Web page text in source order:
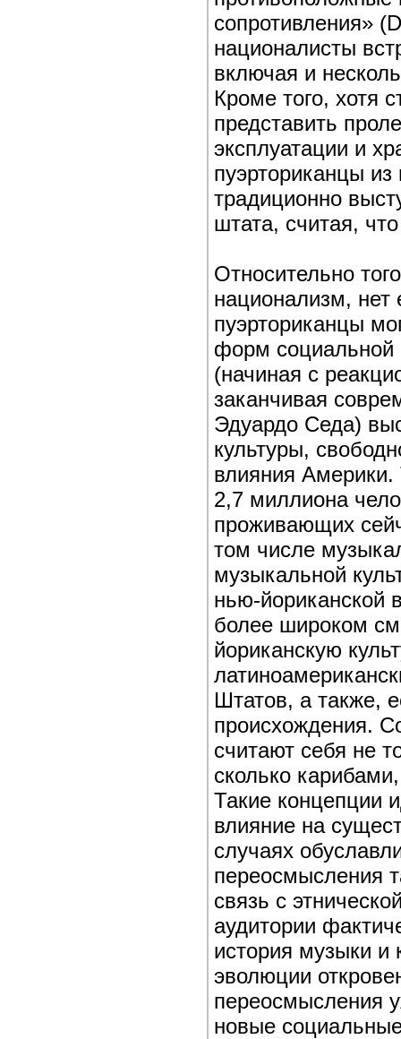
сопротивления»
националисты
включая и
Кроме того, хотя
представить
эксплуатации и
пуэрториканцы
традиционно
штата, считая,
Относительно
национализм, нет
пуэрториканцы
форм социальной
(начиная с
заканчивая
Эдуардо Седа)
культуры,
влияния Америки.
2,7 миллиона
проживающих
том числе
музыкальной
нью-йориканской
более широком
йориканскую
Штатов, а также,
происхождения.
считают себя не
сколько
Такие концепции
влияние на
случаях
переосмысления
связь с
аудитории
история музыки и
эволюции
переосмысления
новые